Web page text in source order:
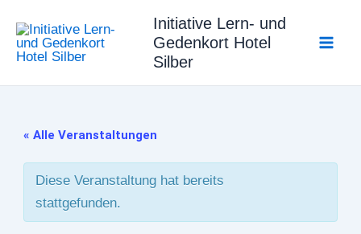
Inhalt
springen
Initiative Lern- und
Gedenkort Hotel
Silber
« Alle Veranstaltungen
Diese Veranstaltung hat bereits
stattgefunden.